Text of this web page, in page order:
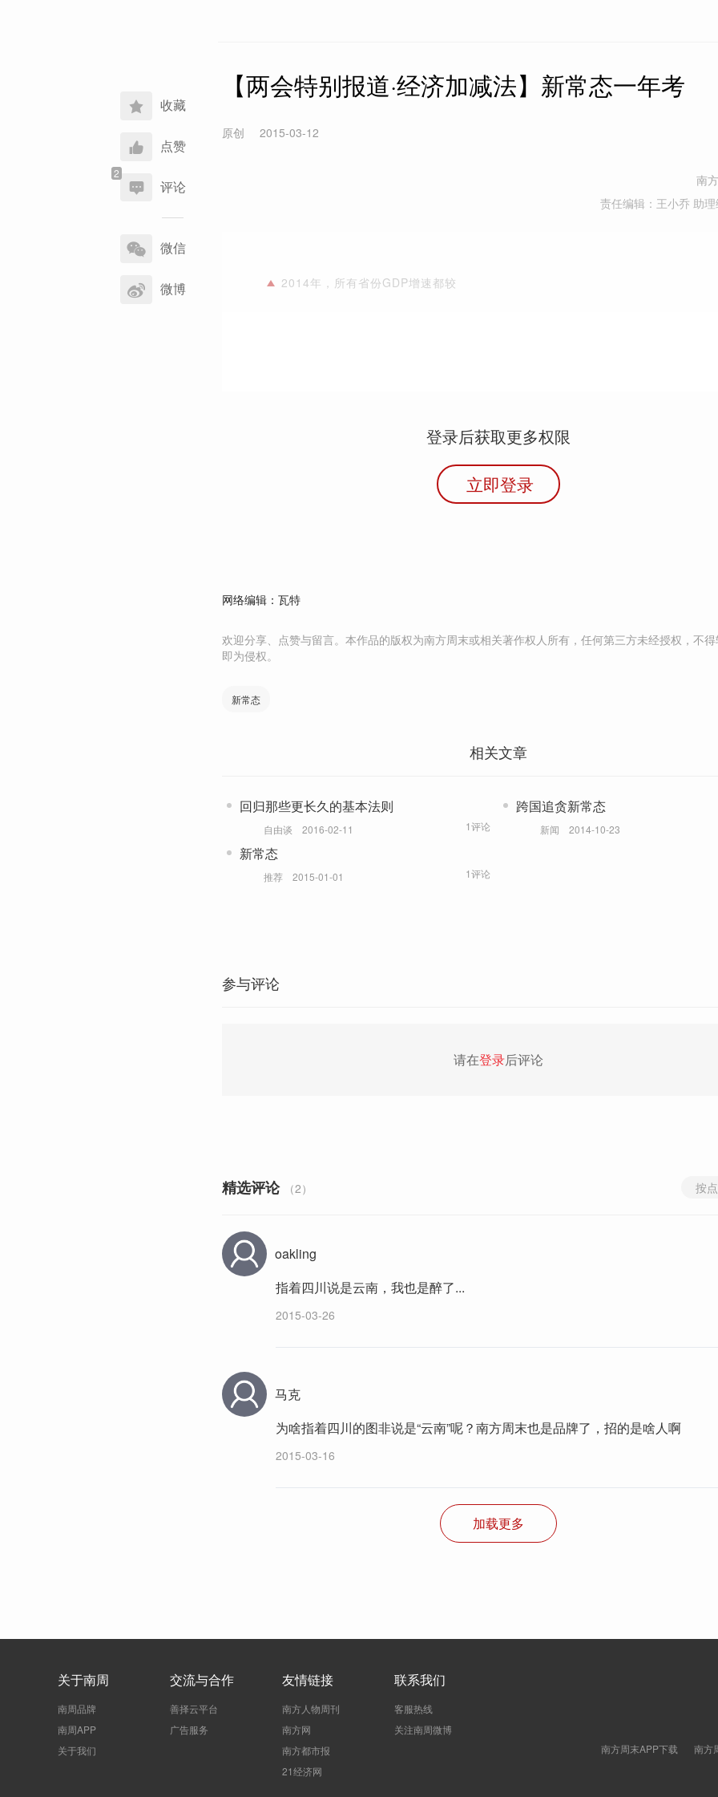
收藏
点赞
评论
享
到
微信
微博
【两会特别报道·经济加减法】新常态一年考
原创 2015-03-12
南
责任编辑：王小乔 助
2014年，所有省份GDP增速都较
登录后获取更多权限
立即登录
网络编辑：瓦特
欢迎分享、点赞与留言。本作品的版权为南方周末或相关著作权人所有，任何第三方未经授权，不
即为侵权。
新常态
相关文章
回归那些更长久的基本法则
自由谈 2016-02-11 1评论
跨国追贪新常态
新闻 2014-10-23
新常态
推荐 2015-01-01 1评论
参与评论
请在登录后评论
精选评论 （2） 按
oakling
指着四川说是云南，我也是醉了...
2015-03-26
马克
为啥指着四川的图非说是“云南”呢？南方周末也是品牌了，招的是啥人啊
2015-03-16
加载更多
关于南周
南周品牌
南周APP
关于我们
交流与合作
善择云平台
广告服务
友情链接
南方人物周刊
南方网
南方都市报
21经济网
联系我们
客服热线
关注南周微博
南方周末APP下载
南方